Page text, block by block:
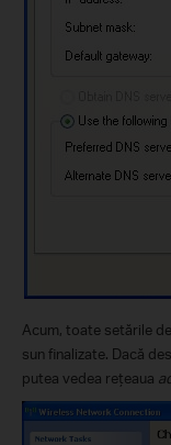
Acum, toate setările
sun finalizate. Dacă
putea vedea reţeaua